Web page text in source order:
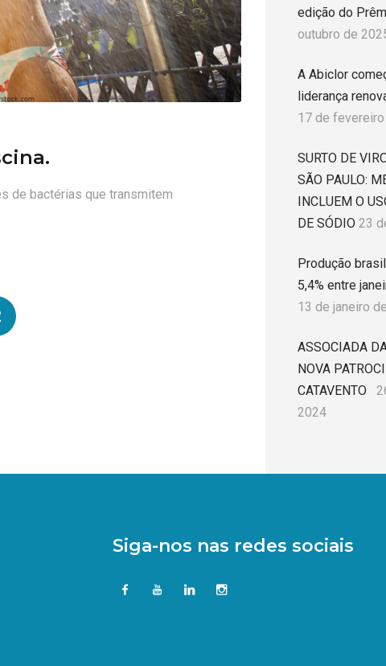
de bactérias que transmitem
edição do
outubro de
A Abiclor
liderança
17 de
SURTO DE
SÃO PAULO:
INCLUEM O
DE SÓDIO 23
Produção
5,4% entre
13 de janeiro
ASSOCIADA
NOVA
CATAVENTO
2024
Siga-nos nas redes sociais